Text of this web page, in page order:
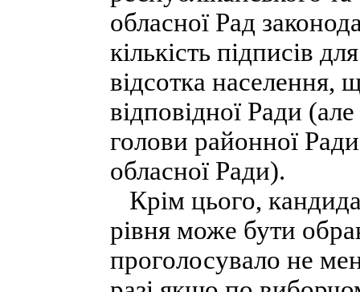
обласної Рад
кількість підписів
відсотка населення,
відповідної Ради
голови районної
обласної Ради).
Крім цього,
рівня може бути
проголосувало не